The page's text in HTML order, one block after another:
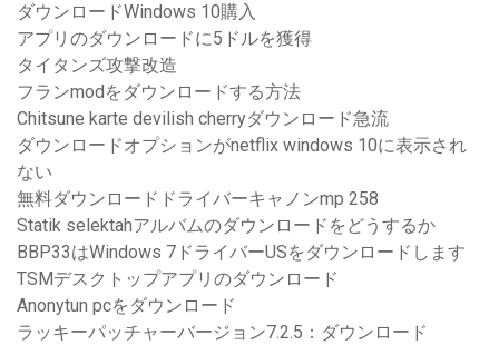
ダウンロードWindows 10購入
アプリのダウンロードに5ドルを獲得
タイタンズ攻撃改造
フランmodをダウンロードする方法
Chitsune karte devilish cherryダウンロード急流
ダウンロードオプションがnetflix windows 10に表示され
ない
無料ダウンロードドライバーキャノンmp 258
Statik selektahアルバムのダウンロードをどうするか
BBP33はWindows 7ドライバーUSをダウンロードします
TSMデスクトップアプリのダウンロード
Anonytun pcをダウンロード
ラッキーパッチャーバージョン7.2.5：ダウンロード